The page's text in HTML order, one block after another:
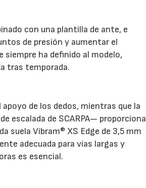
con una plantilla de ante, e
de presión y aumentar el
ha definido al modelo,
tras temporada.
de los dedos, mientras que la
escalada de SCARPA— proporciona
suela Vibram® XS Edge de 3,5 mm
adecuada para vías largas y
es esencial.